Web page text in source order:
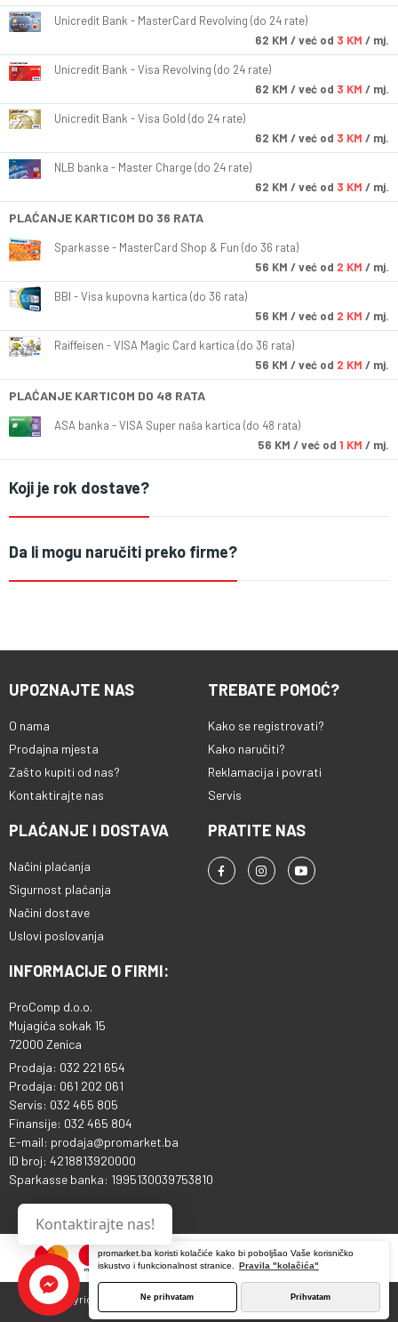
promarket.ba koristi kolačiće kako bi poboljšao Vaše korisničko
iskustvo i funkcionalnost stranice.
Pravila "kolačića"
Ne prihvatam Prihvatam
Unicredit Bank - MasterCard Revolving (do 24 rate)
62 KM / već od 3 KM / mj.
Unicredit Bank - Visa Revolving (do 24 rate)
62 KM / već od 3 KM / mj.
Unicredit Bank - Visa Gold (do 24 rate)
62 KM / već od 3 KM / mj.
NLB banka - Master Charge (do 24 rate)
62 KM / već od 3 KM / mj.
PLAĆANJE KARTICOM DO 36 RATA
Sparkasse - MasterCard Shop & Fun (do 36 rata)
56 KM / već od 2 KM / mj.
BBI - Visa kupovna kartica (do 36 rata)
56 KM / već od 2 KM / mj.
Raiffeisen - VISA Magic Card kartica (do 36 rata)
56 KM / već od 2 KM / mj.
PLAĆANJE KARTICOM DO 48 RATA
ASA banka - VISA Super naša kartica (do 48 rata)
56 KM / već od 1 KM / mj.
Koji je rok dostave?
Da li mogu naručiti preko firme?
UPOZNAJTE NAS
O nama
Prodajna mjesta
Zašto kupiti od nas?
Kontaktirajte nas
TREBATE POMOĆ?
Kako se registrovati?
Kako naručiti?
Reklamacija i povrati
Servis
PLAĆANJE I DOSTAVA
Načini plaćanja
Sigurnost plaćanja
Načini dostave
Uslovi poslovanja
PRATITE NAS
INFORMACIJE O FIRMI:
ProComp d.o.o.
Mujagića sokak 15
72000 Zenica
Prodaja: 032 221 654
Prodaja: 061 202 061
Servis: 032 465 805
Finansije: 032 465 804
E-mail: prodaja@promarket.ba
ID broj: 4218813920000
Sparkasse banka: 1995130039753810
Copyright © 2013 - 2026 ProComp d.o.o. Sva prava pridržana.
Kontaktirajte nas!